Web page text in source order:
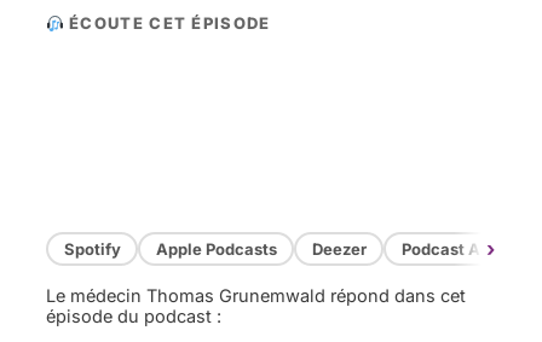
ÉCOUTE CET ÉPISODE
Spotify Apple Podcasts Deezer Podcast Addict
›
Le médecin Thomas Grunemwald répond dans cet
épisode du podcast :